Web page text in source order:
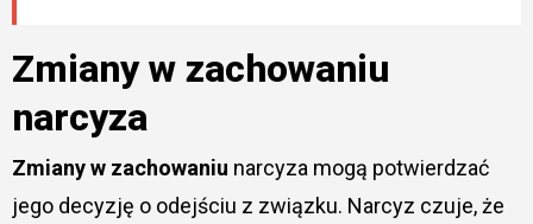
Zmiany w zachowaniu
narcyza
Zmiany w zachowaniu narcyza mogą potwierdzać
jego decyzję o odejściu z związku. Narcyz czuje, że